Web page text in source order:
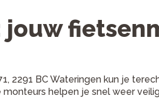
2291 BC Wateringen kun je
helpen je snel weer